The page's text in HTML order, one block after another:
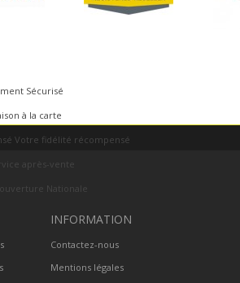
Sécurisé
à la carte
Votre fidélité récompensé
après-vente
Nationale
INFORMATION
Contactez-nous
Mentions légales